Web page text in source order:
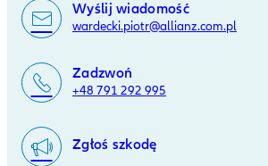
Wyślij wiadomość
wardecki.piotr@allianz.com.pl
Zadzwoń
+48 791 292 995
Zgłoś szkodę